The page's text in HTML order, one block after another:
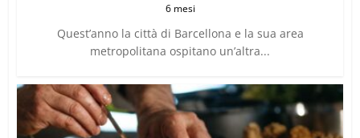
6 mesi
Quest’anno la città di Barcellona e la sua area
metropolitana ospitano un’altra...